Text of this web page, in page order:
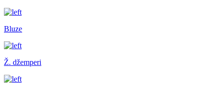
Bluze
Ž. džemperi